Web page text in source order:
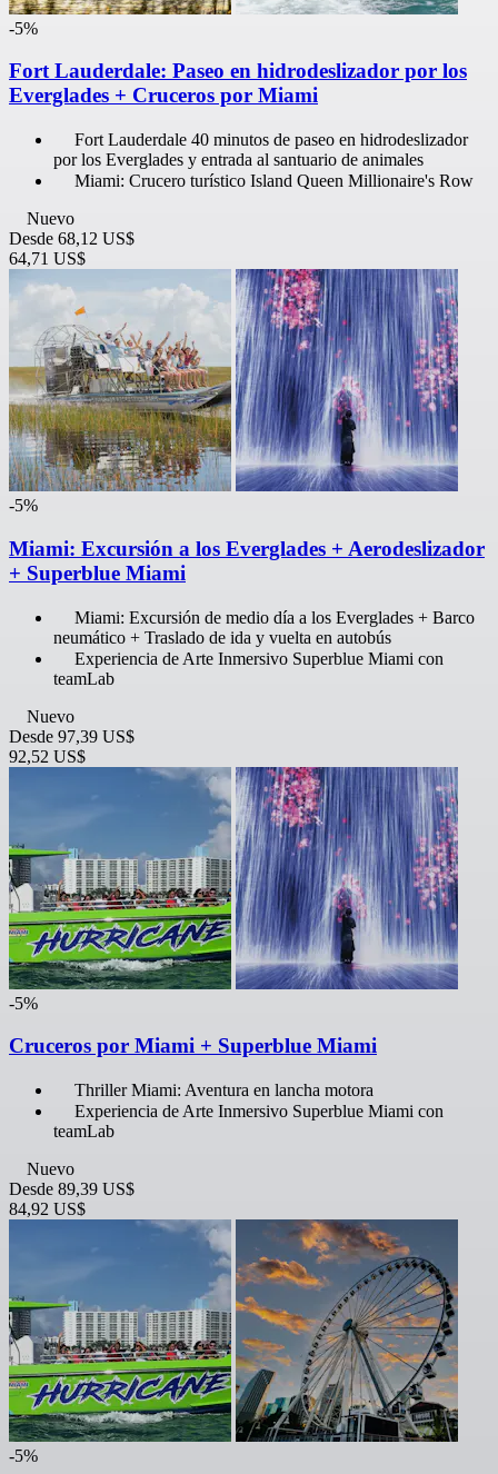
-5%
Fort Lauderdale: Paseo en hidrodeslizador por los
Everglades + Cruceros por Miami
Fort Lauderdale 40 minutos de paseo en hidrodeslizador
por los Everglades y entrada al santuario de animales
Miami: Crucero turístico Island Queen Millionaire's Row
Nuevo
Desde 68,12 US$
64,71 US$
-5%
Miami: Excursión a los Everglades + Aerodeslizador
+ Superblue Miami
Miami: Excursión de medio día a los Everglades + Barco
neumático + Traslado de ida y vuelta en autobús
Experiencia de Arte Inmersivo Superblue Miami con
teamLab
Nuevo
Desde 97,39 US$
92,52 US$
-5%
Cruceros por Miami + Superblue Miami
Thriller Miami: Aventura en lancha motora
Experiencia de Arte Inmersivo Superblue Miami con
teamLab
Nuevo
Desde 89,39 US$
84,92 US$
-5%